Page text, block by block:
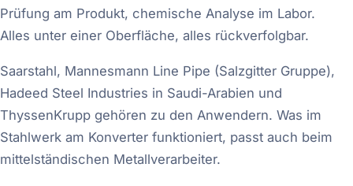
Prüfung am Produkt, chemische Analyse im Labor.
Alles unter einer Oberfläche, alles rückverfolgbar.
Saarstahl, Mannesmann Line Pipe (Salzgitter Gruppe),
Hadeed Steel Industries in Saudi-Arabien und
ThyssenKrupp gehören zu den Anwendern. Was im
Stahlwerk am Konverter funktioniert, passt auch beim
mittelständischen Metallverarbeiter.